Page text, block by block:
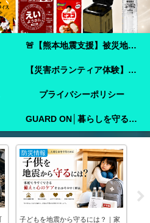
🚨【熊本地震支援】被災地へ必要な支援物資を届けませんか？｜Amazonほしい物リストで今すぐ支援できます🚨
【災害ボランティア体験】嘉島町で見た「命を守ることさえ難しい現実」と、全国へ伝えたいこと
プライバシーポリシー
GUARD ON│暮らしを守る防犯ガイド
注意喚起
🚨【緊急】熊本地震で車中泊をす